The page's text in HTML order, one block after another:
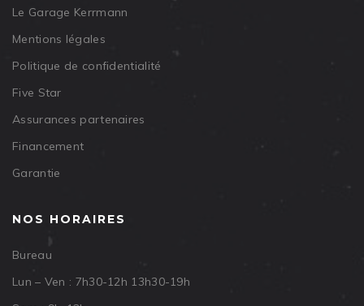
Le Garage Kerrmann
Mentions légales
Politique de confidentialité
Five Star
Assurances partenaires
Financement
Garantie
NOS HORAIRES
Bureau
Lun – Ven : 7h30-12h 13h30-19h